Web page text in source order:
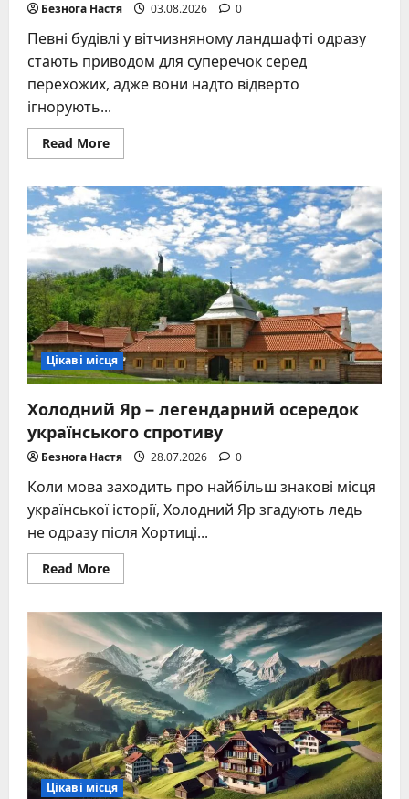
Безнога Настя 03.08.2026 0
Певні будівлі у вітчизняному ландшафті одразу
стають приводом для суперечок серед
перехожих, адже вони надто відверто
ігнорують...
Read MoreRead
more
будинки
України,
які
не
вкладаються
в
стандартні
архітектурні
канони
Цікаві місця
Холодний Яр – легендарний осередок
українського спротиву
Безнога Настя 28.07.2026 0
Коли мова заходить про найбільш знакові місця
української історії, Холодний Яр згадують ледь
не одразу після Хортиці...
Read MoreRead
more
Яр
–
легендарний
осередок
українського
спротиву
Цікаві місця